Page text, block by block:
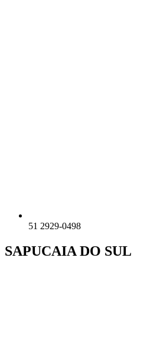
51 2929-0498
SAPUCAIA DO SUL